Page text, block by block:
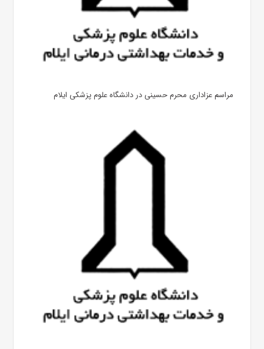
مراسم عزاداری محرم حسینی در دانشگاه علوم پزشکی ایلام